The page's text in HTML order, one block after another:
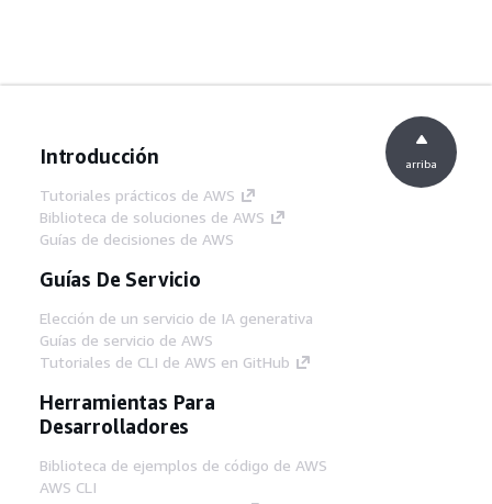
Introducción
Tutoriales prácticos de AWS
Biblioteca de soluciones de AWS
Guías de decisiones de AWS
Guías De Servicio
Elección de un servicio de IA generativa
Guías de servicio de AWS
Tutoriales de CLI de AWS en GitHub
Herramientas Para
Desarrolladores
Biblioteca de ejemplos de código de AWS
AWS CLI
arriba